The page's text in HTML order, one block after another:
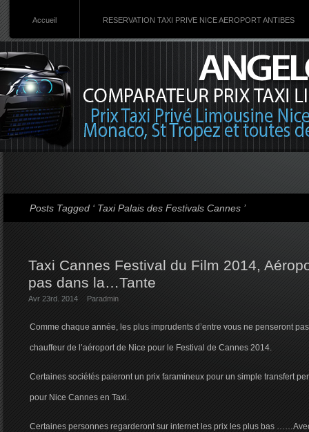
Accueil RESERVATION TAXI PRIVE NICE AEROPORT ANTIBES
Posts Tagged ‘ Taxi Palais des Festivals Cannes ’
Taxi Cannes Festival du Film 2014,
pas dans la…Tante
Avr 23rd. 2014 Paradmin
Comme chaque année, les plus imprudents d’entre vous ne penseront
chauffeur de l’aéroport de Nice pour le Festival de Cannes 2014.
Certaines sociétés paieront un prix faramineux pour un simple transfert
pour Nice Cannes en Taxi.
Certaines personnes regarderont sur internet les prix les plus bas